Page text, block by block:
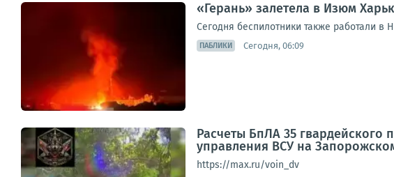
«Герань» залетела в Изюм
Сегодня беспилотники также работали в
ПАБЛИКИ Сегодня, 06:09
Расчеты БпЛА 35 гвардейского
управления ВСУ на
https://max.ru/voin_dv